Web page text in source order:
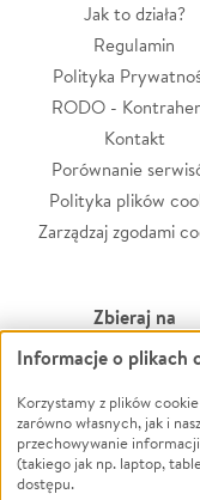
Jak to działa?
Regulamin
Polityka
RODO -
Kontakt
Porównanie
Polityka plików
Zarządzaj zgodami
Zbieraj na
Leczenie
Zwierzęta
Pożar
Ukraina
Informacje o plikach
Korzystamy z plików
zarówno własnych, jak i
przechowywanie
(takiego jak np. laptop,
dostępu.